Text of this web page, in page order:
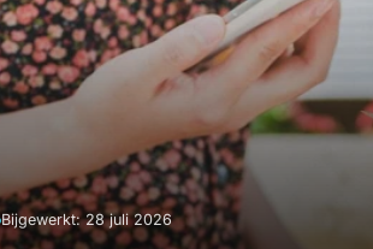
Bijgewerkt:28 juli 2026